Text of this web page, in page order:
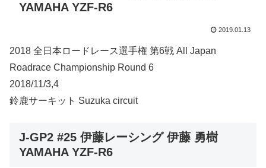
YAMAHA YZF-R6
2019.01.13
2018 全日本ロードレース選手権 第6戦 All Japan
Roadrace Championship Round 6
2018/11/3,4
鈴鹿サーキット Suzuka circuit
J-GP2 #25 伊藤レーシング 伊藤 勇樹
YAMAHA YZF-R6